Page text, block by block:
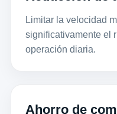
Limitar la velocidad
significativamente el
operación diaria.
Ahorro de